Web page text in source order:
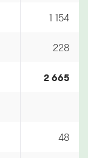
1 154
228
2 665
48